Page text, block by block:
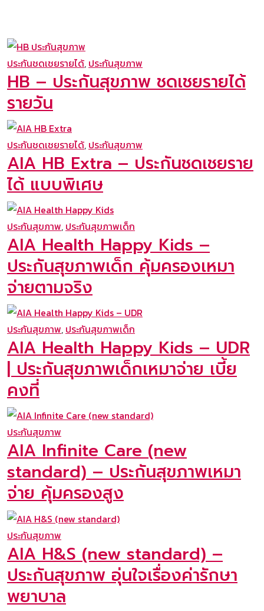
ประกันชดเชยรายได้, ประกันสุขภาพ
HB – ประกันสุขภาพ ชดเชยรายได้
รายวัน
ประกันชดเชยรายได้, ประกันสุขภาพ
AIA HB Extra – ประกันชดเชยราย
ได้ แบบพิเศษ
ประกันสุขภาพ, ประกันสุขภาพเด็ก
AIA Health Happy Kids –
ประกันสุขภาพเด็ก คุ้มครองเหมา
จ่ายตามจริง
ประกันสุขภาพ, ประกันสุขภาพเด็ก
AIA Health Happy Kids – UDR
| ประกันสุขภาพเด็กเหมาจ่าย เบี้ย
คงที่
ประกันสุขภาพ
AIA Infinite Care (new
standard) – ประกันสุขภาพเหมา
จ่าย คุ้มครองสูง
ประกันสุขภาพ
AIA H&S (new standard) –
ประกันสุขภาพ อุ่นใจเรื่องค่ารักษา
พยาบาล